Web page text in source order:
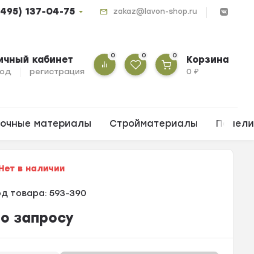
137-04-75 zakaz@lavon-shop.ru
кабинет
регистрация
0 0 0 Корзина
0₽
материалы Стройматериалы
в наличии
товара: 593-390
запросу